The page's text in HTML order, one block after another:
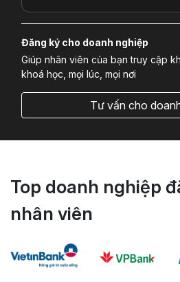
Đăng ký cho doanh nghiệp
Giúp nhân viên của bạn truy cập
khoá học, mọi lúc, mọi nơi
Tư vấn cho
Top doanh nghiệp
nhân viên